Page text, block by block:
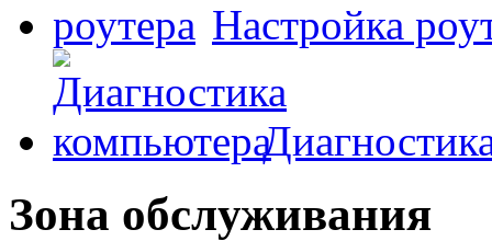
Настройка
Зона обслуживания